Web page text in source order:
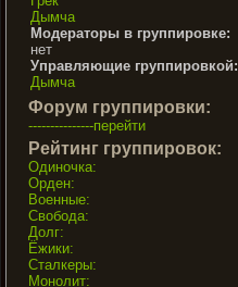
Дымча
Модераторы в группировке:
нет
Управляющие группировкой:
Дымча
Форум группировки:
---------------перейти
Рейтинг группировок:
Одиночка:
Орден:
Военные:
Свобода:
Долг:
Ёжики:
Сталкеры:
Монолит: